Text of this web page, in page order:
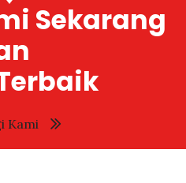
Sekarang
Kami